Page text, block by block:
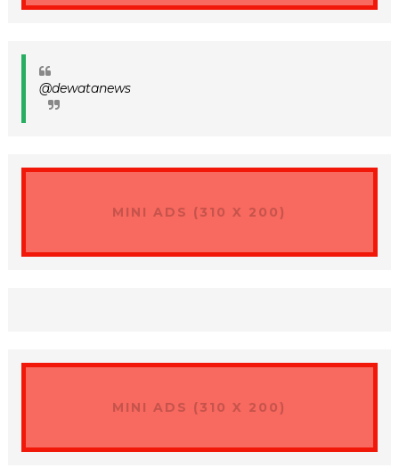
@dewatanews
MINI ADS (310 X 200)
MINI ADS (310 X 200)